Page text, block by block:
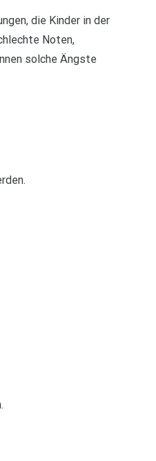
die Kinder in der
Noten,
solche Ängste